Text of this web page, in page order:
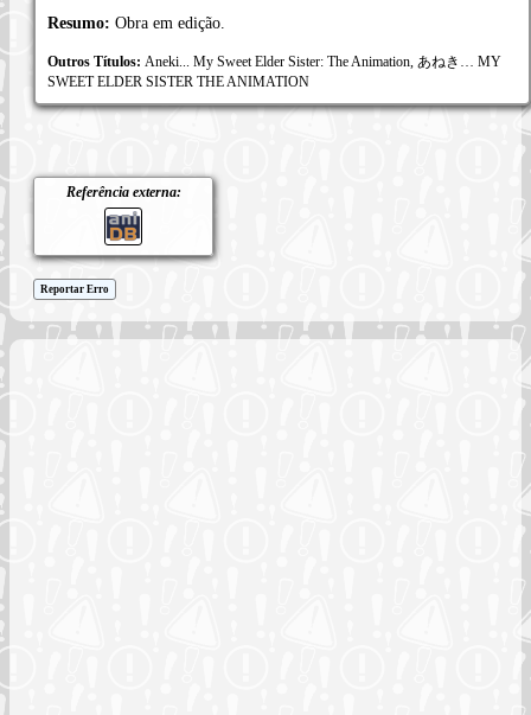
Resumo: Obra em edição.
Outros Títulos: Aneki... My Sweet Elder Sister: The Animation, あねき… MY
SWEET ELDER SISTER THE ANIMATION
Referência externa:
Reportar Erro